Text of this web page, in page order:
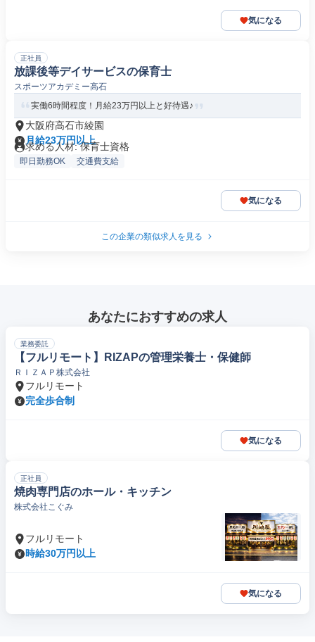
気になる
正社員
放課後等デイサービスの保育士
スポーツアカデミー高石
実働6時間程度！月給23万円以上と好待遇♪
大阪府高石市綾園
月給23万円以上
求める人材: 保育士資格
即日勤務OK 交通費支給
気になる
この企業の類似求人を見る
あなたにおすすめの求人
業務委託
【フルリモート】RIZAPの管理栄養士・保健師
ＲＩＺＡＰ株式会社
フルリモート
完全歩合制
気になる
正社員
焼肉専門店のホール・キッチン
株式会社こぐみ
フルリモート
時給30万円以上
気になる